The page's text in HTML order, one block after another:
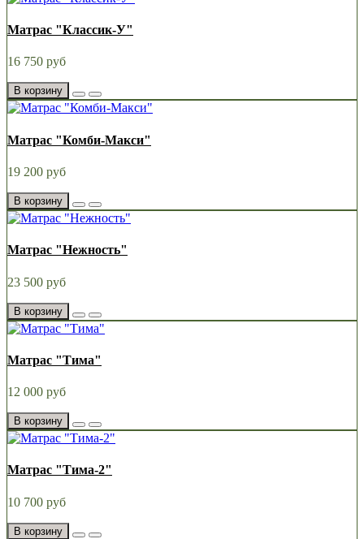
Матрас "Классик-У"
16 750 руб
В корзину
Матрас "Комби-Макси"
19 200 руб
В корзину
Матрас "Нежность"
23 500 руб
В корзину
Матрас "Тима"
12 000 руб
В корзину
Матрас "Тима-2"
10 700 руб
В корзину